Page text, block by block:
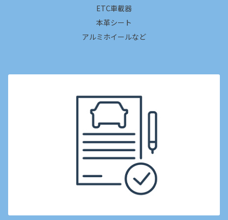
ETC車載器
本革シート
アルミホイールなど